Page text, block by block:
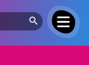
Search Button